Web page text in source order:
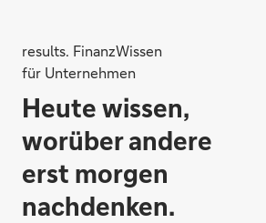
results. FinanzWissen
für Unternehmen
Heute wissen,
worüber andere
erst morgen
nachdenken.